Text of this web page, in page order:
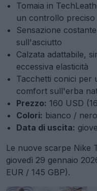
Tomaia in
un controllo preciso
Sensazione
sull'asciutto
Calzata adattabile,
eccessiva elasticità
Tacchetti conici per
comfort sull'erba
Prezzo: 160 USD
Colori: bianco /
Data di uscita:
Le nuove scarpe Nike
giovedì 29 gennaio
EUR / 145 GBP).